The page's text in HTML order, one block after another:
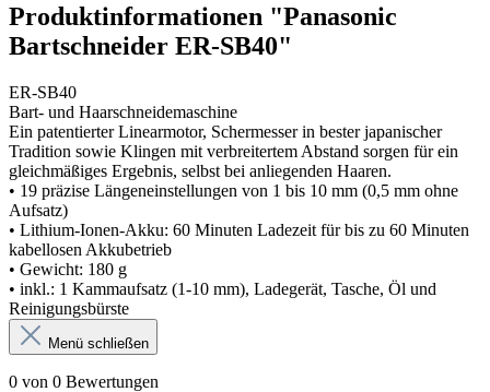
Produktinformationen "Panasonic
Bartschneider ER-SB40"
ER-SB40
Bart- und Haarschneidemaschine
Ein patentierter Linearmotor, Schermesser in bester japanischer
Tradition sowie Klingen mit verbreitertem Abstand sorgen für ein
gleichmäßiges Ergebnis, selbst bei anliegenden Haaren.
• 19 präzise Längeneinstellungen von 1 bis 10 mm (0,5 mm ohne
Aufsatz)
• Lithium-Ionen-Akku: 60 Minuten Ladezeit für bis zu 60 Minuten
kabellosen Akkubetrieb
• Gewicht: 180 g
• inkl.: 1 Kammaufsatz (1-10 mm), Ladegerät, Tasche, Öl und
Reinigungsbürste
Menü schließen
0 von 0 Bewertungen